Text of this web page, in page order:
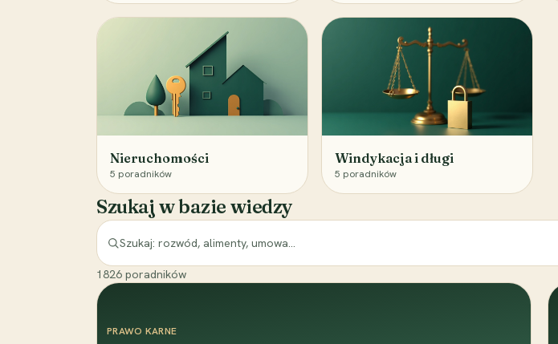
Nieruchomości
5 poradników
Windykacja i długi
5 poradników
Szukaj w bazie wiedzy
1826 poradników
PRAWO KARNE